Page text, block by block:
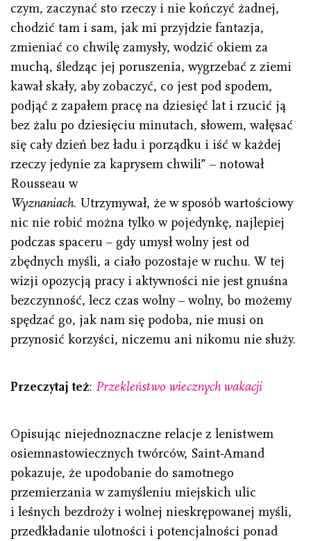
czym, zaczynać sto rzeczy i nie kończyć żadnej,
chodzić tam i sam, jak mi przyjdzie fantazja,
zmieniać co chwilę zamysły, wodzić okiem za
muchą, śledząc jej poruszenia, wygrzebać z ziemi
kawał skały, aby zobaczyć, co jest pod spodem,
podjąć z zapałem pracę na dziesięć lat i rzucić ją
bez żalu po dziesięciu minutach, słowem, wałęsać
się cały dzień bez ładu i porządku i iść w każdej
rzeczy jedynie za kaprysem chwili” – notował
Rousseau w
Wyznaniach. Utrzymywał, że w sposób wartościowy
nic nie robić można tylko w pojedynkę, najlepiej
podczas spaceru – gdy umysł wolny jest od
zbędnych myśli, a ciało pozostaje w ruchu. W tej
wizji opozycją pracy i aktywności nie jest gnuśna
bezczynność, lecz czas wolny – wolny, bo możemy
spędzać go, jak nam się podoba, nie musi on
przynosić korzyści, niczemu ani nikomu nie służy.
Przeczytaj też: Przekleństwo wiecznych wakacji
Opisując niejednoznaczne relacje z lenistwem
osiemnasto­wiecznych twórców, Saint-Amand
pokazuje, że upodobanie do samotnego
przemierzania w zamyśleniu miejskich ulic
i leśnych bezdroży i wolnej nieskrępowanej myśli,
przedkładanie ulotności i potencjalności ponad